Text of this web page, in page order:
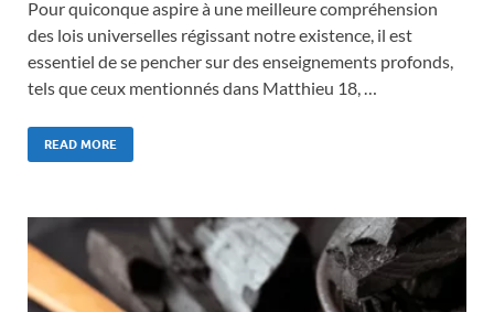
Pour quiconque aspire à une meilleure compréhension
des lois universelles régissant notre existence, il est
essentiel de se pencher sur des enseignements profonds,
tels que ceux mentionnés dans Matthieu 18, …
READ MORE